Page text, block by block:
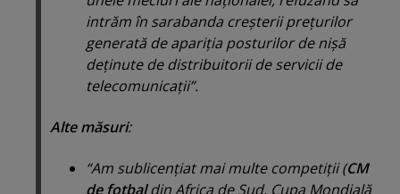
intrăm în sarabanda creşterii preţurilor
generată de apariţia posturilor de nişă
deţinute de distribuitorii de servicii de
telecomunicaţii”.
Alte măsuri:
“Am sublicenţiat mai multe competiţii (CM
de fotbaldin Africa de Sud, Cupa Mondială